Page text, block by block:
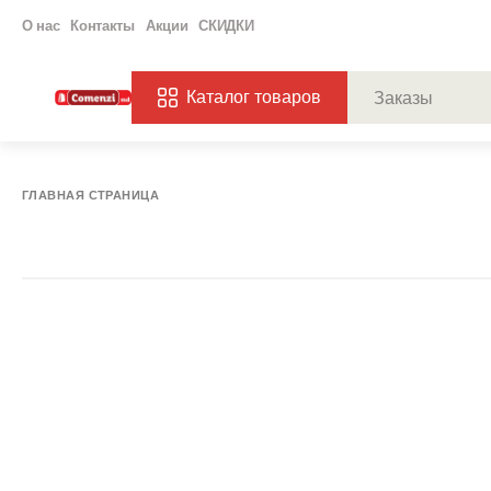
О нас Контакты Акции СКИДКИ
Каталог товаров
ГЛАВНАЯ СТРАНИЦА